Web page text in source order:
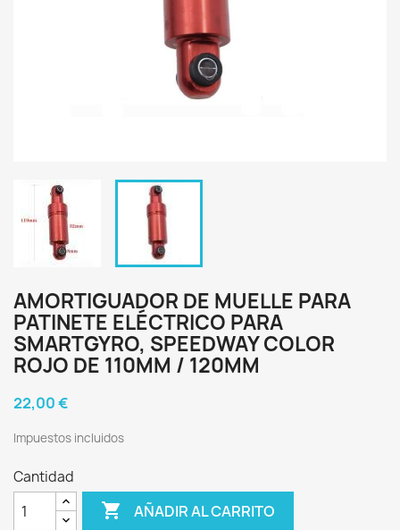
AMORTIGUADOR DE MUELLE PARA
PATINETE ELÉCTRICO PARA
SMARTGYRO, SPEEDWAY COLOR
ROJO DE 110MM / 120MM
22,00 €
Impuestos incluidos
Cantidad
 AÑADIR AL CARRITO